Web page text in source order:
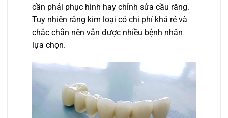
cần phải phục hình hay chỉnh sửa cầu răng.
Tuy nhiên răng kim loại có chi phí khá rẻ và
chắc chắn nên vẫn được nhiều bệnh nhân
lựa chọn.